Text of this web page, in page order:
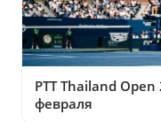
PTT Thailand
февраля